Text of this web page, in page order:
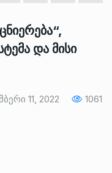
და მისი
11, 2022 1061